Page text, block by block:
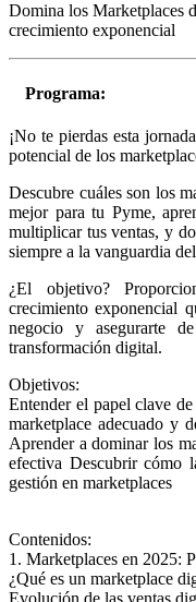
Domina los Marketplaces
crecimiento exponencial
Programa:
¡No te pierdas esta
potencial de los
Descubre cuáles son los
mejor para tu Pyme,
multiplicar tus ventas, y
siempre a la vanguardia
¿El objetivo?
crecimiento exponencial
negocio y asegurarte
transformación digital.
Objetivos:
Entender el papel clave
marketplace adecuado y
Aprender a dominar los
efectiva Descubrir cómo
gestión en marketplaces
Contenidos:
1. Marketplaces en 2025:
¿Qué es un marketplace
Evolución de las ventas